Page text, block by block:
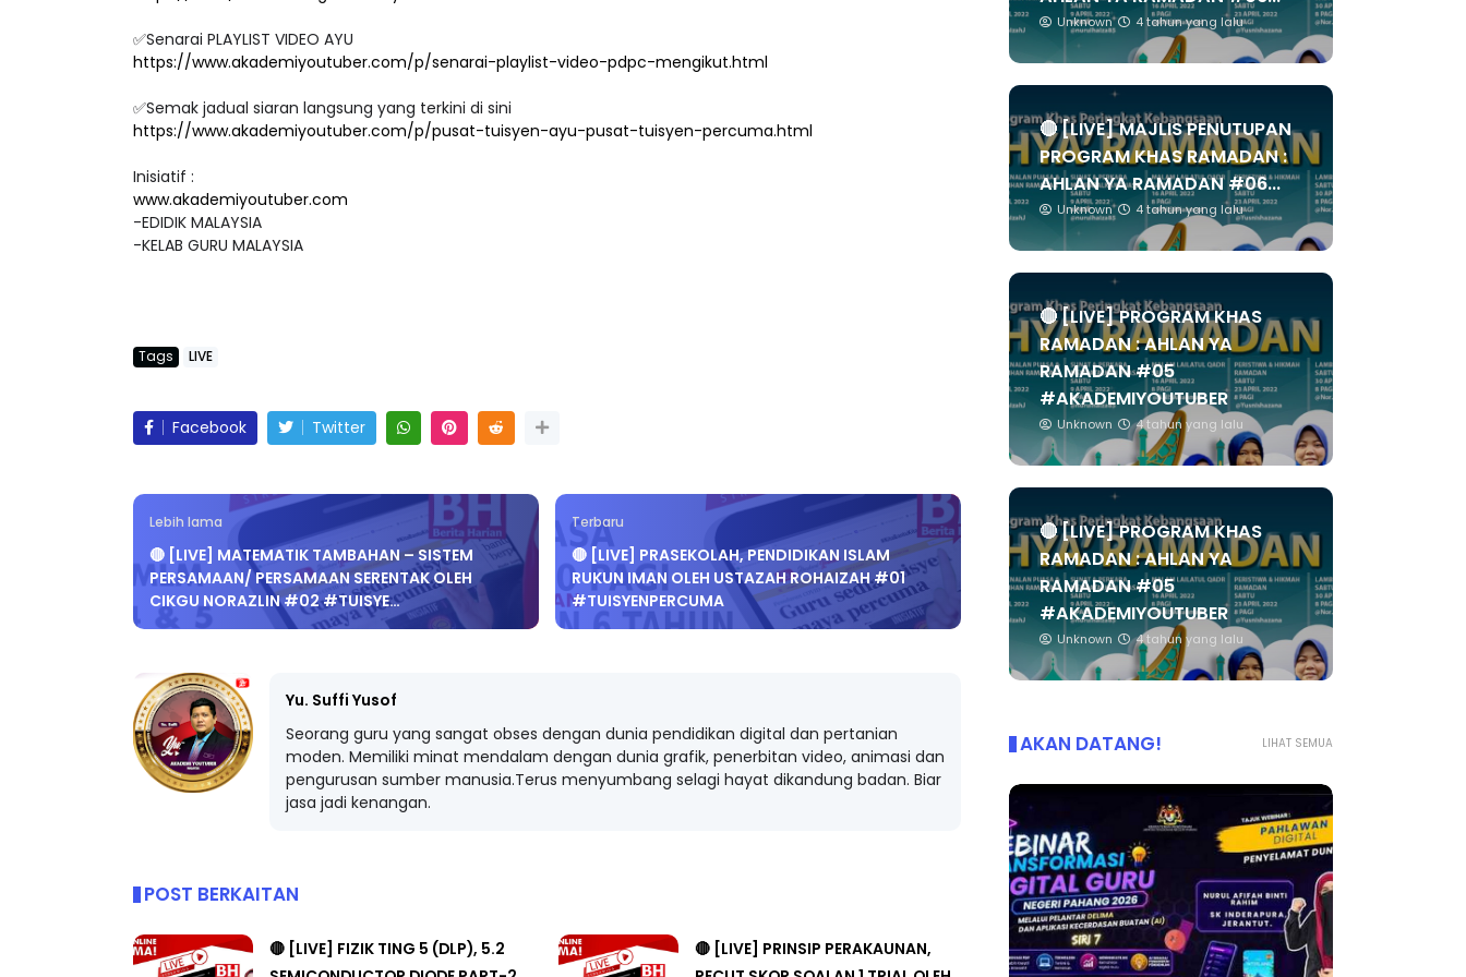
✅Senarai PLAYLIST VIDEO AYU
https://www.akademiyoutuber.com/p/senarai-playlist-video-pdpc-mengikut.html
✅Semak jadual siaran langsung yang terkini di sini
https://www.akademiyoutuber.com/p/pusat-tuisyen-ayu-pusat-tuisyen-percuma.html
Inisiatif :
www.akademiyoutuber.com
-EDIDIK MALAYSIA
-KELAB GURU MALAYSIA
Tags LIVE
Facebook Twitter
Lebih lama
🔴 [LIVE] MATEMATIK TAMBAHAN – SISTEM
PERSAMAAN/ PERSAMAAN SERENTAK OLEH
CIKGU NORAZLIN #02 #TUISYE…
Terbaru
🔴 [LIVE] PRASEKOLAH, PENDIDIKAN ISLAM
RUKUN IMAN OLEH USTAZAH ROHAIZAH #01
#TUISYENPERCUMA
Yu. Suffi Yusof
Seorang guru yang sangat obses dengan dunia pendidikan digital dan pertanian
moden. Memiliki minat mendalam dengan dunia grafik, penerbitan video, animasi dan
pengurusan sumber manusia.Terus menyumbang selagi hayat dikandung badan. Biar
jasa jadi kenangan.
POST BERKAITAN
🔴 [LIVE] FIZIK TING 5 (DLP), 5.2
🔴 [LIVE] PRINSIP PERAKAUNAN,
Unknown 4 tahun yang lalu
🔴 [LIVE] MAJLIS PENUTUPAN
PROGRAM KHAS RAMADAN :
AHLAN YA RAMADAN #06...
Unknown 4 tahun yang lalu
🔴 [LIVE] PROGRAM KHAS
RAMADAN : AHLAN YA
RAMADAN #05
#AKADEMIYOUTUBER
Unknown 4 tahun yang lalu
🔴 [LIVE] PROGRAM KHAS
RAMADAN : AHLAN YA
RAMADAN #05
#AKADEMIYOUTUBER
Unknown 4 tahun yang lalu
LIHAT SEMUA
AKAN DATANG!